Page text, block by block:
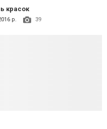
красок
р. 39